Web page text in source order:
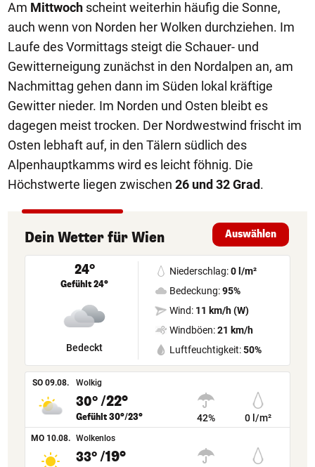
Am Mittwoch scheint weiterhin häufig die Sonne,
auch wenn von Norden her Wolken durchziehen. Im
Laufe des Vormittags steigt die Schauer- und
Gewitterneigung zunächst in den Nordalpen an, am
Nachmittag gehen dann im Süden lokal kräftige
Gewitter nieder. Im Norden und Osten bleibt es
dagegen meist trocken. Der Nordwestwind frischt im
Osten lebhaft auf, in den Tälern südlich des
Alpenhauptkamms wird es leicht föhnig. Die
Höchstwerte liegen zwischen 26 und 32 Grad.
Dein WetterfürWien Auswählen
24°
Gefühlt 24°
Bedeckt
Niederschlag:0 l/m²
Bedeckung:95%
Wind: 11 km/h (W)
Windböen:21 km/h
Luftfeuchtigkeit:50%
SO 09.08. Wolkig
30°/22°
Gefühlt 30°/23° 42% 0 l/m²
MO 10.08. Wolkenlos
33°/19°